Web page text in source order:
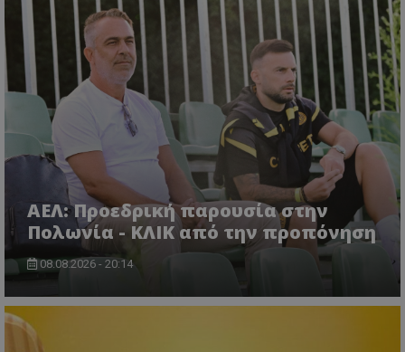
ΑΕΛ: Προεδρική παρουσία στην
Πολωνία - ΚΛΙΚ από την προπόνηση
08.08.2026 - 20:14